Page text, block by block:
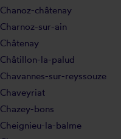
Chanoz-châtenay
Charnoz-sur-ain
Châtenay
Châtillon-la-palud
Chavannes-sur-reyssouze
Chaveyriat
Chazey-bons
Cheignieu-la-balme